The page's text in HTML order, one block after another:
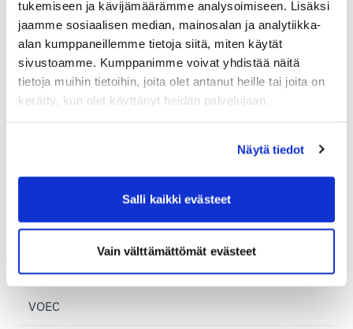
tukemiseen ja kävijämäärämme analysoimiseen. Lisäksi
jaamme sosiaalisen median, mainosalan ja analytiikka-
alan kumppaneillemme tietoja siitä, miten käytät
sivustoamme. Kumppanimme voivat yhdistää näitä
tietoja muihin tietoihin, joita olet antanut heille tai joita on
kerätty, kun olet käyttänyt heidän palvelujaan.
Näytä tiedot
Salli kaikki evästeet
Vain välttämättömät evästeet
Utrikeshandel och moms
Exportdeklaration
Temporär exportdeklaration
EORI
Import leveranser
Incoterms
Postis utländska betalningszoner
Skicka personliga tillhörigheter utomlands
VOEC